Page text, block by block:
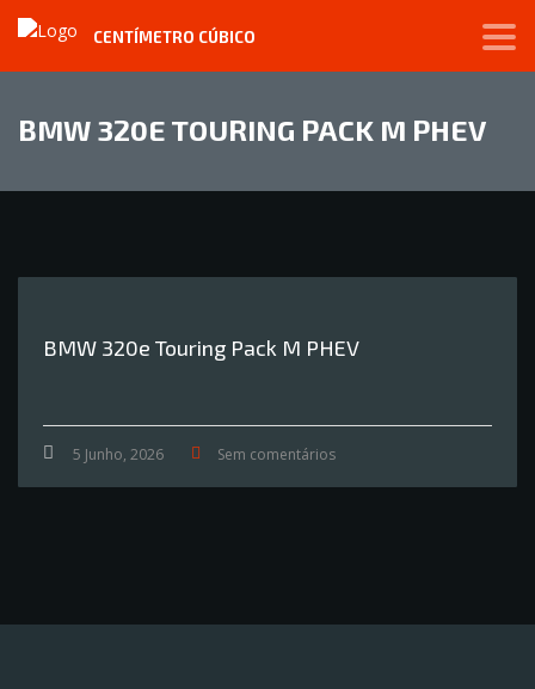
CENTÍMETRO CÚBICO
BMW 320E TOURING PACK M PHEV
BMW 320e Touring Pack M PHEV
5 Junho, 2026 Sem comentários